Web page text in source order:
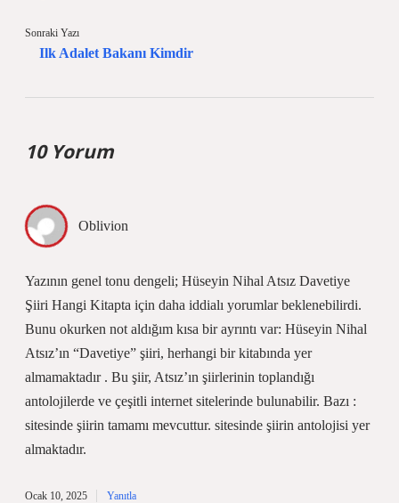
Sonraki Yazı
Ilk Adalet Bakanı Kimdir
10 Yorum
Oblivion
Yazının genel tonu dengeli; Hüseyin Nihal Atsız Davetiye
Şiiri Hangi Kitapta için daha iddialı yorumlar beklenebilirdi.
Bunu okurken not aldığım kısa bir ayrıntı var: Hüseyin Nihal
Atsız’ın “Davetiye” şiiri, herhangi bir kitabında yer
almamaktadır . Bu şiir, Atsız’ın şiirlerinin toplandığı
antolojilerde ve çeşitli internet sitelerinde bulunabilir. Bazı :
sitesinde şiirin tamamı mevcuttur. sitesinde şiirin antolojisi yer
almaktadır.
Ocak 10, 2025 Yanıtla